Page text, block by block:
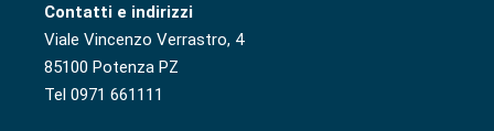
Contatti e indirizzi
Viale Vincenzo Verrastro, 4
85100 Potenza PZ
Tel 0971 661111